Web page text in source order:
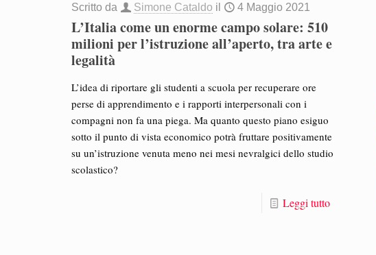
Scritto da Simone Cataldo il 4 Maggio 2021
L’Italia come un enorme campo solare: 510
milioni per l’istruzione all’aperto, tra arte e
legalità
L’idea di riportare gli studenti a scuola per recuperare ore
perse di apprendimento e i rapporti interpersonali con i
compagni non fa una piega. Ma quanto questo piano esiguo
sotto il punto di vista economico potrà fruttare positivamente
su un’istruzione venuta meno nei mesi nevralgici dello studio
scolastico?
Leggi tutto